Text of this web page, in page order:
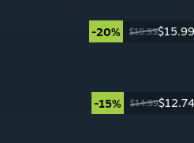
-20% $19.99$15.99
-15% $14.99$12.74